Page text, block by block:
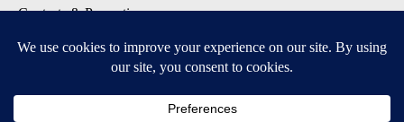
Contests & Promotions
DOWNLOAD OUR APPS
Available for iOS and Android